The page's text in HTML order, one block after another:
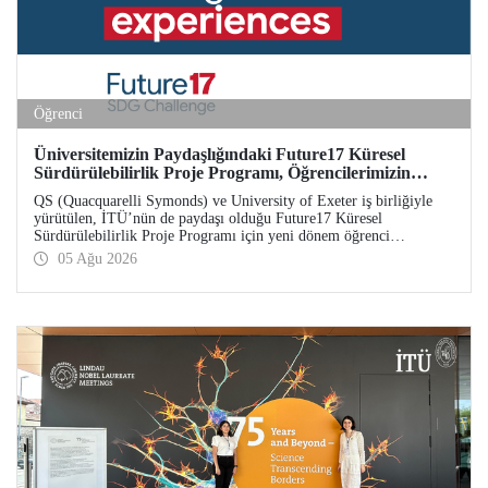
Öğrenci
Üniversitemizin Paydaşlığındaki Future17 Küresel
Sürdürülebilirlik Proje Programı, Öğrencilerimizin
Başvurularını Bekliyor
QS (Quacquarelli Symonds) ve University of Exeter iş birliğiyle
yürütülen, İTÜ’nün de paydaşı olduğu Future17 Küresel
Sürdürülebilirlik Proje Programı için yeni dönem öğrenci
başvuruları açıldı. Başvurular için son gün 31 Ağustos!
05 Ağu 2026